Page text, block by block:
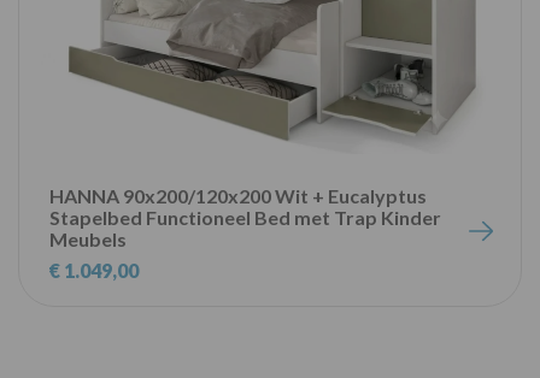
HANNA 90x200/120x200 Wit + Eucalyptus
Stapelbed Functioneel Bed met Trap Kinder
Meubels
€ 1.049,00